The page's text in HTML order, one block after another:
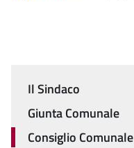
Menu
Il Sindaco
Giunta Comunale
Consiglio Comunale